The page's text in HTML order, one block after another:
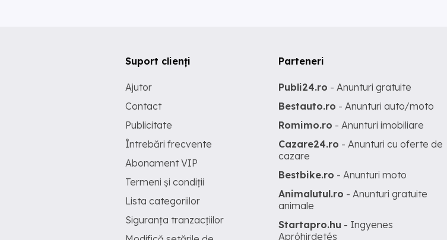
Suport clienți
Ajutor
Contact
Publicitate
Întrebări frecvente
Abonament VIP
Termeni și condiții
Lista categoriilor
Siguranța tranzacțiilor
Parteneri
Publi24.ro - Anunturi gratuite
Bestauto.ro - Anunturi auto/moto
Romimo.ro - Anunturi imobiliare
Cazare24.ro - Anunturi cu oferte de
cazare
Bestbike.ro - Anunturi moto
Animalutul.ro - Anunturi gratuite
animale
Startapro.hu - Ingyenes
Apróhirdetés